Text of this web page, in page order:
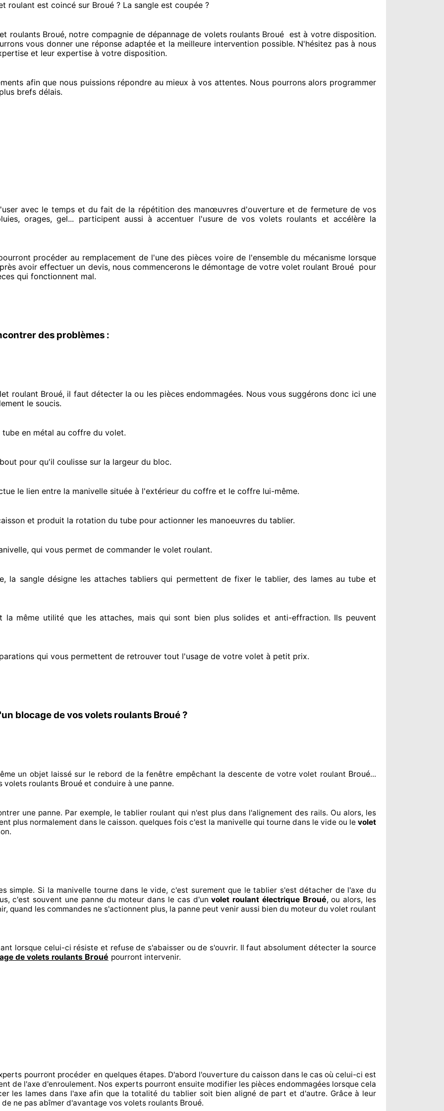
roulant est coincé sur Broué ? La sangle est coupée ?
roulants Broué, notre compagniede dépannage de volets roulants Broué est à votre disposition.
vous donnerune réponse adaptéeet la meilleure intervention possible. N'hésitez pas à nous
et leur expertise à votre disposition.
afin que nous puissions répondre au mieux à vos attentes. Nous pourrons alors programmer
brefs délais.
avec le temps et du fait de la répétition des manœuvres d'ouverture et de fermeture de vos
orages, gel... participent aussi à accentuer l'usure de vos volets roulants et accélère la
procéder au remplacement de l'une des pièces voire de l'ensembledu mécanisme lorsque
avoir effectuer un devis, nous commencerons le démontage de votre volet roulant Broué pour
qui fonctionnent mal.
des problèmes :
roulant Broué, il faut détecterla ou les pièces endommagées. Nous vous suggérons donc ici une
le soucis.
en métal au coffre du volet.
pour qu'il coulisse sur la largeur du bloc.
le lien entre la manivelle située à l'extérieur du coffre et le coffre lui-même.
et produit la rotation du tube pour actionner les manoeuvres du tablier.
qui vous permet de commander le volet roulant.
la sangle désigneles attaches tabliers qui permettent de fixer le tablier, des lames au tube et
la même utilité que les attaches, mais qui sont bien plus solides et anti-effraction. Ils peuvent
qui vous permettent de retrouver tout l'usage de votre volet à petit prix.
blocage de vos volets roulants Broué ?
un objet laissé sur le rebord de la fenêtre empêchant la descente de votre volet roulant Broué...
volets roulants Broué et conduire à une panne.
une panne. Par exemple, le tablier roulant qui n'est plus dans l'alignement des rails. Ou alors, les
plus normalement dans le caisson. quelques fois c'est la manivelle qui tourne dans le vide ou le volet
simple. Si la manivelle tourne dans le vide, c'est surement que le tablier s'est détacher de l'axe du
c'est souvent une panne du moteur dans le cas d'unvolet roulant électrique Broué, ou alors, les
, quand les commandes ne s'actionnent plus, la panne peut venir aussi bien du moteur du volet roulant
lorsque celui-ci résiste et refuse de s'abaisser ou de s'ouvrir. Il faut absolument détecterla source
de volets roulants Broué pourront intervenir.
pourront procéder en quelques étapes. D'abord l'ouverture du caisson dans le cas où celui-ci est
de l'axe d'enroulement. Nos expertspourront ensuite modifierles pièces endommagéeslorsque cela
les lames dans l'axe afin que la totalité du tablier soit bien aligné de part et d'autre. Grâce à leur
de ne pas abîmer d'avantage vos volets roulants Broué.